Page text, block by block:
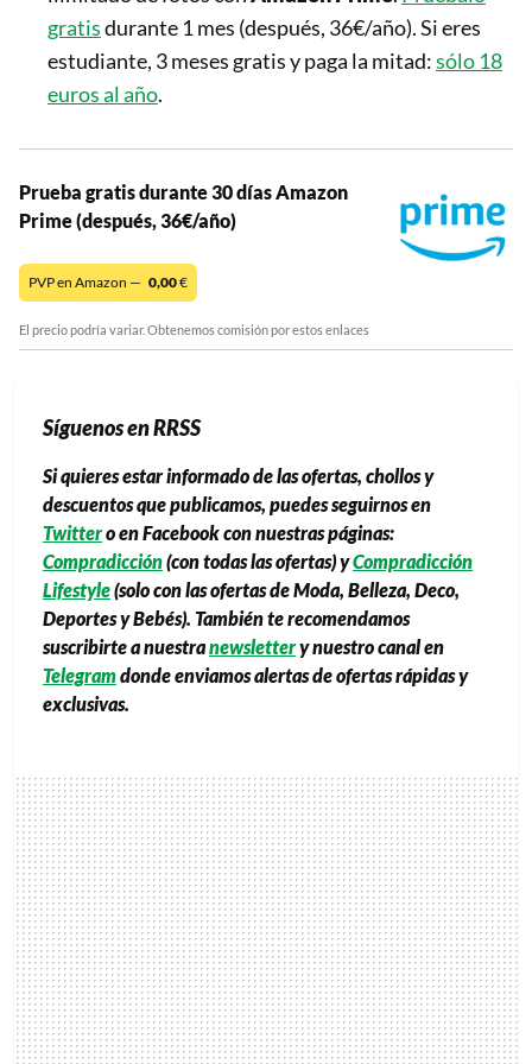
gratisdurante 1 mes (después, 36€/año). Si eres
estudiante, 3 meses gratis y paga la mitad:sólo 18
euros al año.
Prueba gratis durante 30 días Amazon
Prime (después, 36€/año)
PVP en Amazon — 0,00€
El precio podría variar. Obtenemos comisión por estos enlaces
Síguenos en RRSS
Si quieres estar informado de las ofertas, chollos y
descuentos que publicamos, puedes seguirnos en
Twittero en Facebook con nuestras páginas:
Compradicción(con todas las ofertas) yCompradicción
Lifestyle(solo con las ofertas de Moda, Belleza, Deco,
Deportes y Bebés). También te recomendamos
suscribirte a nuestranewslettery nuestro canal en
Telegramdonde enviamos alertas de ofertas rápidas y
exclusivas.